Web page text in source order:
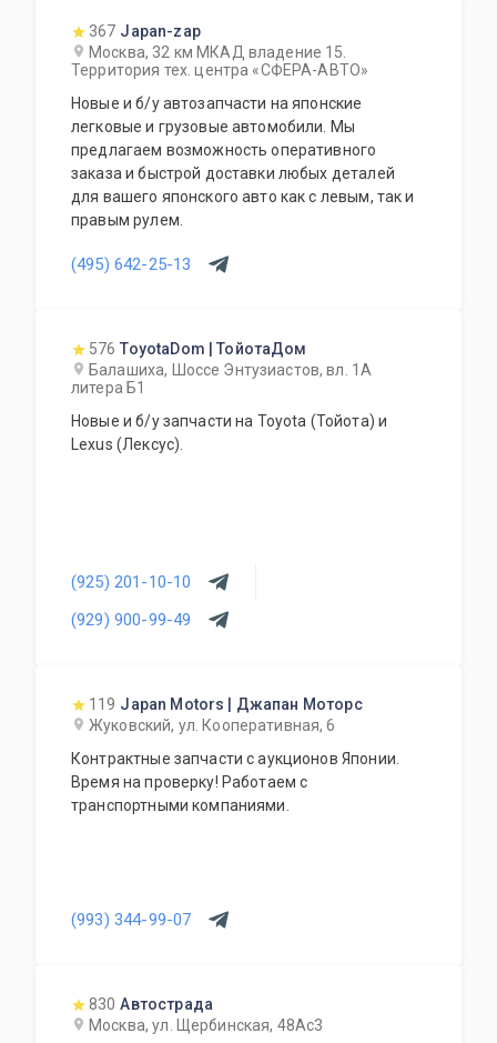
367 Japan-zap
Москва, 32 км МКАД владение 15.
Территория тех. центра «СФЕРА-АВТО»
Новые и б/у автозапчасти на японские
легковые и грузовые автомобили. Мы
предлагаем возможность оперативного
заказа и быстрой доставки любых деталей
для вашего японского авто как с левым, так и
правым рулем.
(495) 642-25-13
576 ToyotaDom | ТойотаДом
Балашиха, Шоссе Энтузиастов, вл. 1А
литера Б1
Новые и б/у запчасти на Toyota (Тойота) и
Lexus (Лексус).
(925) 201-10-10
(929) 900-99-49
119 Japan Motors | Джапан Моторс
Жуковский, ул. Кооперативная, 6
Контрактные запчасти с аукционов Японии.
Время на проверку! Работаем с
транспортными компаниями.
(993) 344-99-07
830 Автострада
Москва, ул. Щербинская, 48Ас3